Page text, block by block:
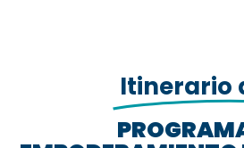
Itinerario